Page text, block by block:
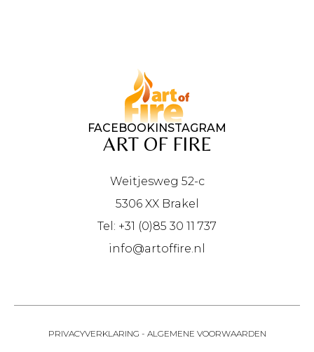
FACEBOOKINSTAGRAM
ART OF FIRE
Weitjesweg 52-c
5306 XX Brakel
Tel: +31 (0)85 30 11 737
info@artoffire.nl
PRIVACYVERKLARING - ALGEMENE VOORWAARDEN